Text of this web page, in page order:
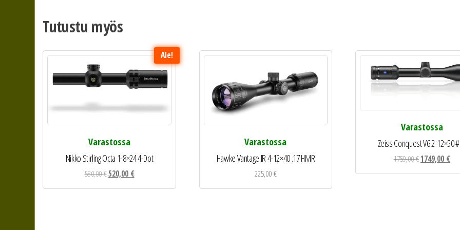
Tutustu myös
Ale!
Varastossa
Nikko Stirling Octa 1-8×24 4-Dot
580,00€Alkuperäinen
520,00 €Nykyinen
Varastossa
Hawke Vantage IR 4-12×40 .17 HMR
225,00€
Varastossa
Zeiss Conquest V6 2-12×50
1759,00€Alkuperäinen
hinta
1749,00 €